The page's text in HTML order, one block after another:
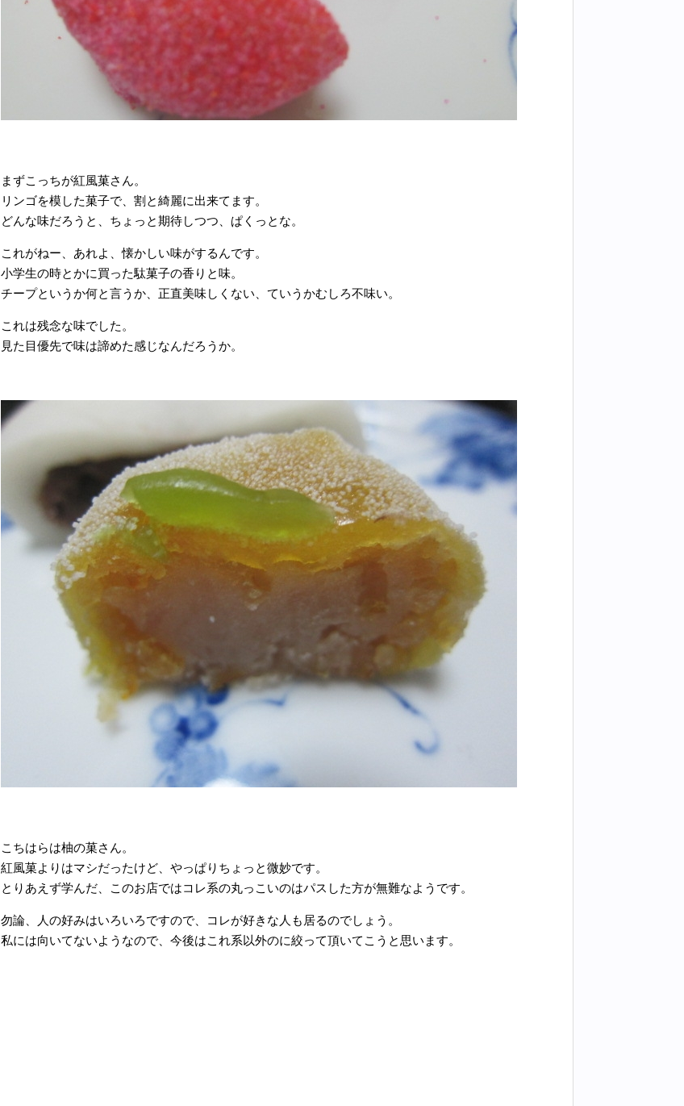
まずこっちが紅風菓さん。
リンゴを模した菓子で、割と綺麗に出来てます。
どんな味だろうと、ちょっと期待しつつ、ぱくっとな。
これがねー、あれよ、懐かしい味がするんです。
小学生の時とかに買った駄菓子の香りと味。
チープというか何と言うか、正直美味しくない、ていうかむしろ不味い。
これは残念な味でした。
見た目優先で味は諦めた感じなんだろうか。
こちはらは柚の菓さん。
紅風菓よりはマシだったけど、やっぱりちょっと微妙です。
とりあえず学んだ、このお店ではコレ系の丸っこいのはパスした方が無難なようです。
勿論、人の好みはいろいろですので、コレが好きな人も居るのでしょう。
私には向いてないようなので、今後はこれ系以外のに絞って頂いてこうと思います。